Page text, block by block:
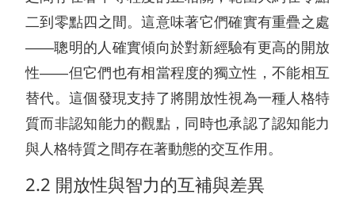
二到零點四之間。這意味著它們確實有重疊之處
——聰明的人確實傾向於對新經驗有更高的開放
性——但它們也有相當程度的獨立性，不能相互
替代。這個發現支持了將開放性視為一種人格特
質而非認知能力的觀點，同時也承認了認知能力
與人格特質之間存在著動態的交互作用。
2.2 開放性與智力的互補與差異